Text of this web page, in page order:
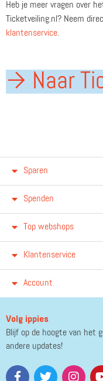
Heb je meer vragen over
Ticketveiling.nl? Neem
klantenservice.
→ Naar
Sparen
Spenden
Top webshops
Klantenservice
Account
Volg ippies
Blijf op de hoogte van het
andere updates!